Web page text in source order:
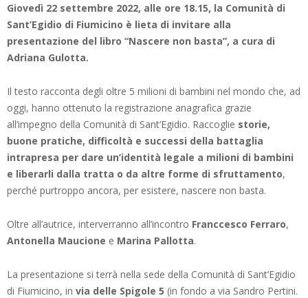
Giovedì 22 settembre 2022, alle ore 18.15, la Comunità di
Sant’Egidio di Fiumicino è lieta di invitare alla
presentazione del libro “Nascere non basta”, a cura di
Adriana Gulotta.
Il testo racconta degli oltre 5 milioni di bambini nel mondo che, ad
oggi, hanno ottenuto la registrazione anagrafica grazie
all’impegno della Comunità di Sant’Egidio. Raccoglie storie,
buone pratiche, difficoltà e successi della battaglia
intrapresa per dare un’identità legale a milioni di bambini
e liberarli dalla tratta o da altre forme di sfruttamento,
perché purtroppo ancora, per esistere, nascere non basta.
Oltre all’autrice, interverranno all’incontro Franccesco Ferraro,
Antonella Maucione e Marina Pallotta.
La presentazione si terrà nella sede della Comunità di Sant’Egidio
di Fiumicino, in via delle Spigole 5 (in fondo a via Sandro Pertini.